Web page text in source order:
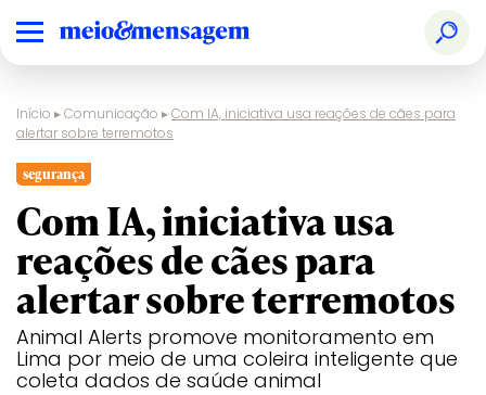
Início ▸Comunicação ▸Com IA, iniciativa usa reações de cães para
alertar sobre terremotos
segurança
Com IA, iniciativa usa
reações de cães para
alertar sobre terremotos
Animal Alerts promove monitoramento em
Lima por meio de uma coleira inteligente que
coleta dados de saúde animal